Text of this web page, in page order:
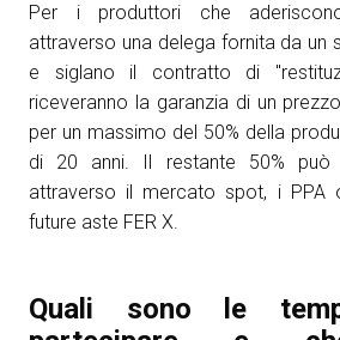
Per i produttori che
attraverso una delega fornita da un
e siglano il contratto di
riceveranno la garanzia di un
per un massimo del 50% della
di 20 anni. Il restante 50% può
attraverso il mercato spot, i PPA
future aste FER X.
Quali sono le